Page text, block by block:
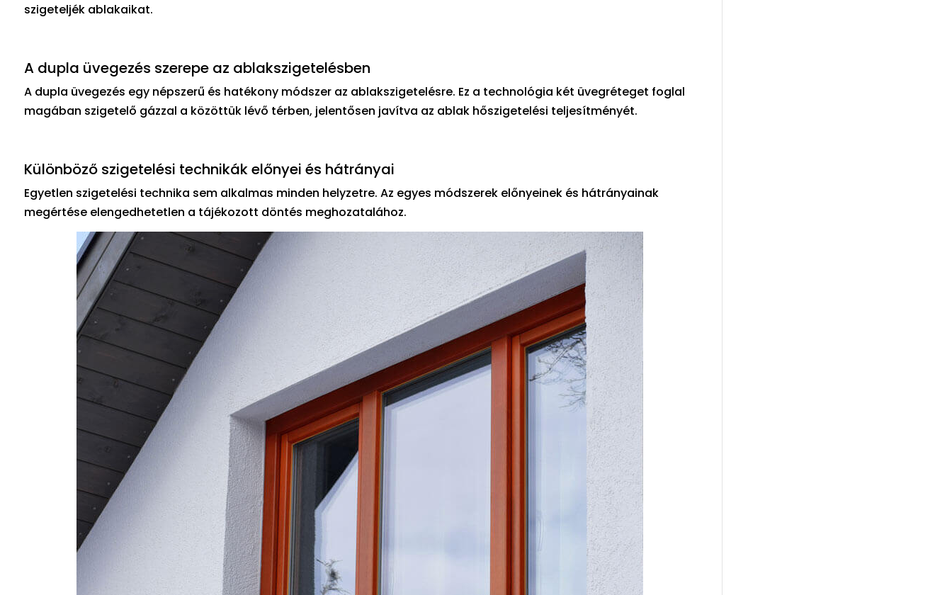
szigeteljék ablakaikat.
A dupla üvegezés szerepe az ablakszigetelésben
A dupla üvegezés egy népszerű és hatékony módszer az ablakszigetelésre. Ez a technológia két üvegréteget foglal
magában szigetelő gázzal a közöttük lévő térben, jelentősen javítva az ablak hőszigetelési teljesítményét.
Különböző szigetelési technikák előnyei és hátrányai
Egyetlen szigetelési technika sem alkalmas minden helyzetre. Az egyes módszerek előnyeinek és hátrányainak
megértése elengedhetetlen a tájékozott döntés meghozatalához.